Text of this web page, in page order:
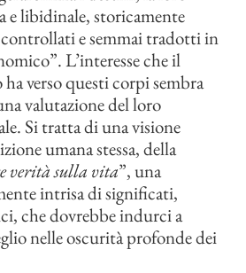
e libidinale, storicamente
e semmai tradotti in
L’interesse che il
verso questi corpi sembra
valutazione del loro
Si tratta di una visione
umana stessa, della
verità sulla vita”, una
intrisa di significati,
che dovrebbe indurci a
nelle oscurità profonde dei